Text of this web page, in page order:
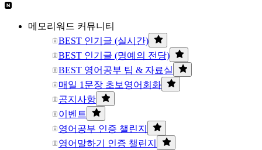
메모리워드 커뮤니티
BEST 인기글 (실시간)
BEST 인기글 (명예의 전당)
BEST 영어공부 팁 & 자료실
매일 1문장 초보영어회화
공지사항
이벤트
영어공부 인증 챌린지
영어말하기 인증 챌린지